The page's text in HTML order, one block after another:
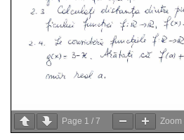
Page 1 / 7 Zoom